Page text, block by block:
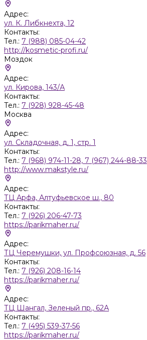
Адрес:
ул. К. Либкнехта, 12
Контакты:
Тел.: 7 (988) 085-04-42
http://kosmetic-profi.ru/
Моздок
Адрес:
ул. Кирова, 143/А
Контакты:
Тел.: 7 (928) 928-45-48
Москва
Адрес:
ул. Складочная, д. 1, стр. 1
Контакты:
Тел.: 7 (968) 974-11-28, 7 (967) 244-88-33
http://www.makstyle.ru/
Адрес:
ТЦ Арфа, Алтуфьевское ш., 80
Контакты:
Тел.: 7 (926) 206-47-73
https://parikmaher.ru/
Адрес:
ТЦ Черемушки, ул. Профсоюзная, д. 56
Контакты:
Тел.: 7 (926) 208-16-14
https://parikmaher.ru/
Адрес:
ТЦ Шангал, Зеленый пр., 62А
Контакты:
Тел.: 7 (495) 539-37-56
https://parikmaher.ru/